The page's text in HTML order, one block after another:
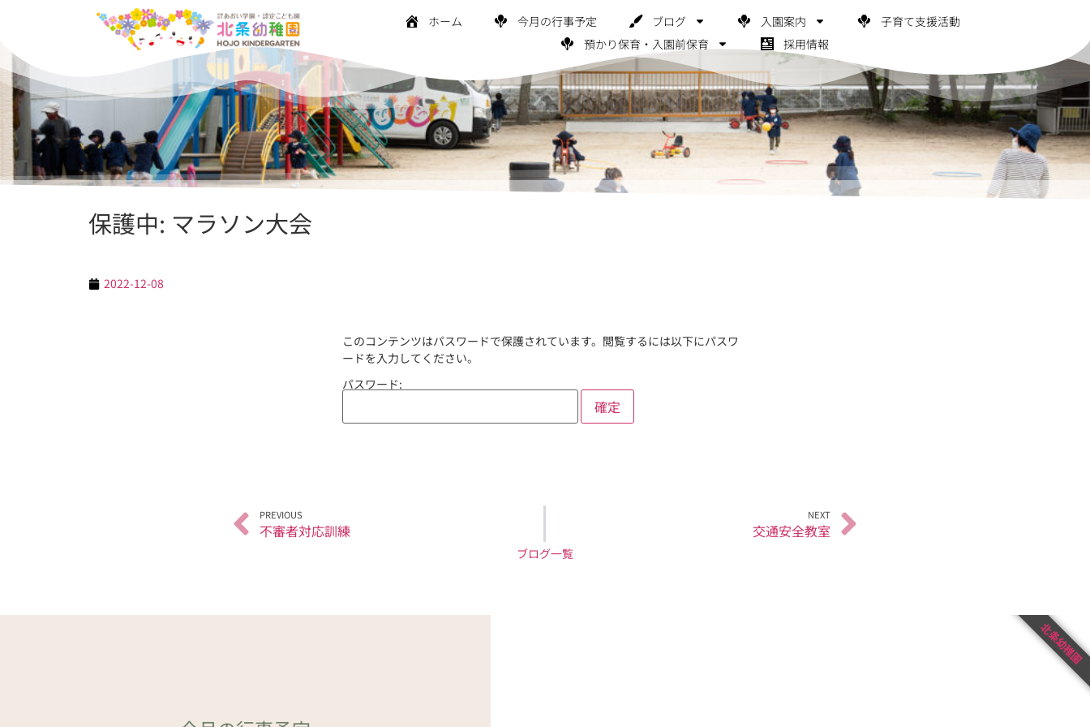
ホーム 今月の行事予定 ブログ 入園案内
子育て支援活動
預かり保育・入園前保育
採用情報
保護中: マラソン大会
2022-12-08
このコンテンツはパスワードで保護されています。閲覧するには以下にパスワ
ードを入力してください。
パスワード:
PREVIOUS
不審者対応訓練
NEXT
交通安全教室
ブログ一覧
北条幼稚園